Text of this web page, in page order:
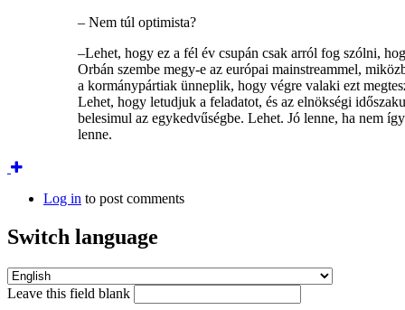
– Nem túl optimista?
–Lehet, hogy ez a fél év csupán csak arról fog szólni,
Orbán szembe megy-e az európai mainstreammel,
a kormánypártiak ünneplik, hogy végre valaki ezt
Lehet, hogy letudjuk a feladatot, és az elnökségi
belesimul az egykedvűségbe. Lehet. Jó lenne, ha nem így
lenne.
Log in to post comments
Switch language
Leave this field blank